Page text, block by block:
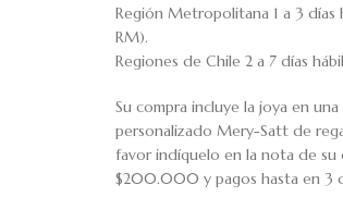
Región Metropolitana 1 a 3
RM).
Regiones de Chile 2 a 7 días
Su compra incluye la joya en
personalizado Mery-Satt de
favor indíquelo en la nota de
$200.000 y pagos hasta en 3